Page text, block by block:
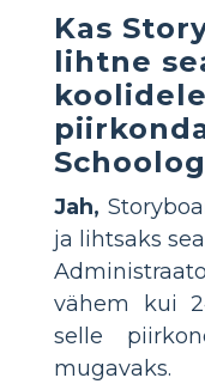
Kas
lihtne
Jah,
ja lihtsaks
vähem kui
selle
mugavaks.